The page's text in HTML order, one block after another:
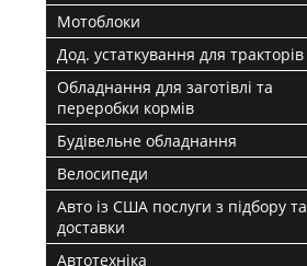
Мотоблоки
Дод. устаткування для тракторів
Обладнання для заготівлі та
переробки кормів
Будівельне обладнання
Велосипеди
Авто із США послуги з підбору та
доставки
Автотехніка